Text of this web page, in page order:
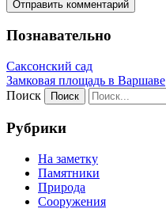
Познавательно
Саксонский сад
Замковая площадь в Варшаве
Поиск
Рубрики
На заметку
Памятники
Природа
Сооружения